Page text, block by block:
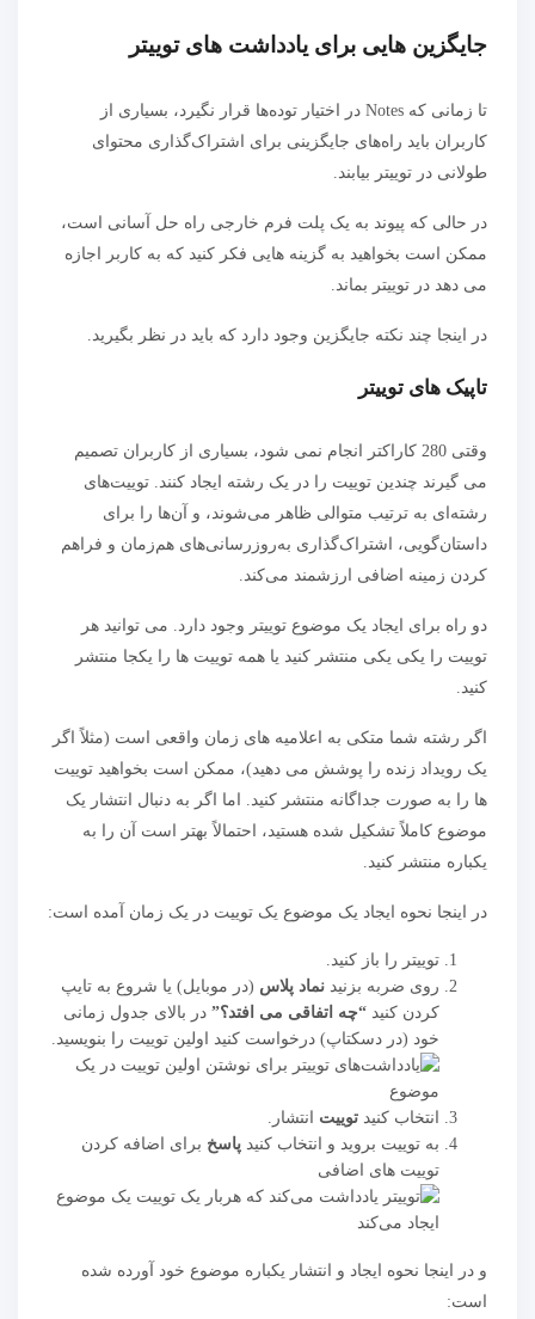
جایگزین هایی برای یادداشت های توییتر
تا زمانی که Notes در اختیار توده‌ها قرار نگیرد، بسیاری از
کاربران باید راه‌های جایگزینی برای اشتراک‌گذاری محتوای
طولانی در توییتر بیابند.
در حالی که پیوند به یک پلت فرم خارجی راه حل آسانی است،
ممکن است بخواهید به گزینه هایی فکر کنید که به کاربر اجازه
می دهد در توییتر بماند.
در اینجا چند نکته جایگزین وجود دارد که باید در نظر بگیرید.
تاپیک های توییتر
وقتی 280 کاراکتر انجام نمی شود، بسیاری از کاربران تصمیم
می گیرند چندین توییت را در یک رشته ایجاد کنند. توییت‌های
رشته‌ای به ترتیب متوالی ظاهر می‌شوند، و آن‌ها را برای
داستان‌گویی، اشتراک‌گذاری به‌روزرسانی‌های هم‌زمان و فراهم
کردن زمینه اضافی ارزشمند می‌کند.
دو راه برای ایجاد یک موضوع توییتر وجود دارد. می توانید هر
توییت را یکی یکی منتشر کنید یا همه توییت ها را یکجا منتشر
کنید.
اگر رشته شما متکی به اعلامیه های زمان واقعی است (مثلاً اگر
یک رویداد زنده را پوشش می دهید)، ممکن است بخواهید توییت
ها را به صورت جداگانه منتشر کنید. اما اگر به دنبال انتشار یک
موضوع کاملاً تشکیل شده هستید، احتمالاً بهتر است آن را به
یکباره منتشر کنید.
در اینجا نحوه ایجاد یک موضوع یک توییت در یک زمان آمده است:
توییتر را باز کنید.
روی ضربه بزنید نماد پلاس (در موبایل) یا شروع به تایپ
کردن کنید “چه اتفاقی می افتد؟” در بالای جدول زمانی
خود (در دسکتاپ) درخواست کنید اولین توییت را بنویسید.
انتخاب کنید توییت انتشار.
به توییت بروید و انتخاب کنید پاسخ برای اضافه کردن
توییت های اضافی
و در اینجا نحوه ایجاد و انتشار یکباره موضوع خود آورده شده
است: